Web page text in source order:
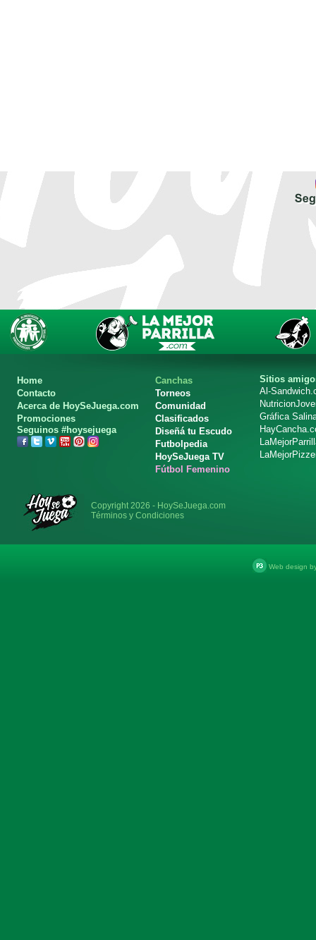
Home
Contacto
Acerca de HoySeJuega.com
Promociones
Seguinos #hoysejuega
Canchas
Torneos
Comunidad
Clasificados
Diseñá tu Escudo
Futbolpedia
HoySeJuega TV
Fútbol Femenino
Sitios
Al-
Gráfica
Copyright 2026 - HoySeJuega.com
Términos y Condiciones
Web design